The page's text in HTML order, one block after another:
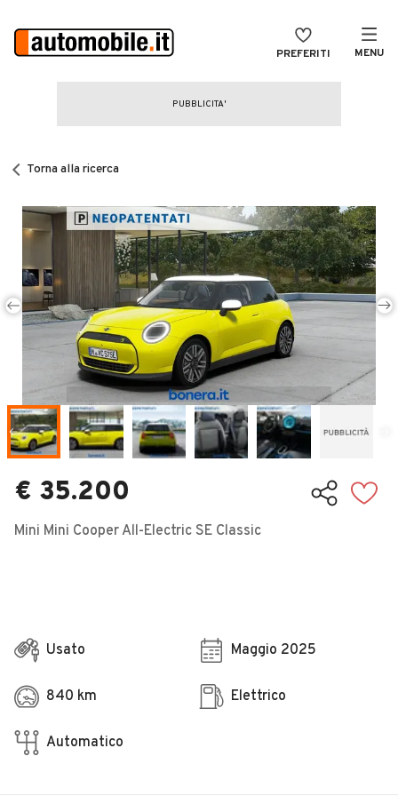
PREFERITI MENU
CERCA
Auto Nuove
Noleggio a lungo termine
Auto d'epoca
Camper
Veicoli Commerciali
Concessionari
Torna alla ricerca
€ 35.200
Mini Mini Cooper All-Electric SE Classic
Usato Maggio 2025
840 km Elettrico
Automatico